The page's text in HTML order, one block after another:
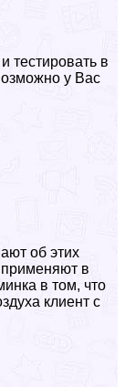
тестировать в
у Вас
об этих
в
в том, что
клиент с